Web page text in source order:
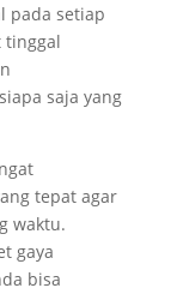
pada setiap
tinggal
saja yang
tepat agar
waktu.
gaya
bisa